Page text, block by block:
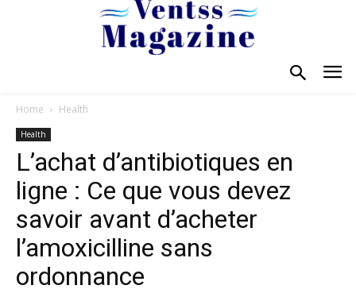
Home Health
Health
L’achat d’antibiotiques en
ligne : Ce que vous devez
savoir avant d’acheter
l’amoxicilline sans
ordonnance